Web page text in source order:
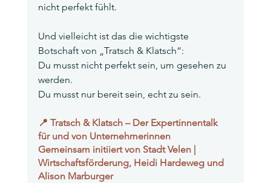
nicht perfekt fühlt.
Und vielleicht ist das die wichtigste
Botschaft von „Tratsch & Klatsch“:
Du musst nicht perfekt sein, um gesehen zu
werden.
Du musst nur bereit sein, echt zu sein.
📍 Tratsch & Klatsch – Der Expertinnentalk
für und von Unternehmerinnen
Gemeinsam initiiert von Stadt Velen |
Wirtschaftsförderung, Heidi Hardeweg und
Alison Marburger